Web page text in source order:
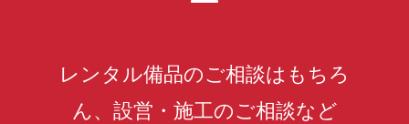
レンタル備品のご相談はもちろ
ん、設営・施工のご相談など